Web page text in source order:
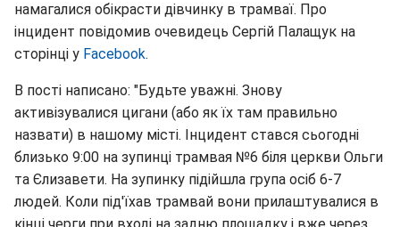
намагалися обікрасти дівчинку в трамваї. Про
інцидент повідомив очевидець Сергій Палащук на
сторінці у Facebook.
В пості написано: "Будьте уважні. Знову
активізувалися цигани (або як їх там правильно
назвати) в нашому місті. Інцидент стався сьогодні
близько 9:00 на зупинці трамвая №6 біля церкви Ольги
та Єлизавети. На зупинку підійшла група осіб 6-7
людей. Коли під'їхав трамвай вони прилаштувалися в